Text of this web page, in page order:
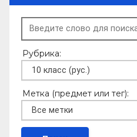
Рубрика:
Метка (предмет или тег):